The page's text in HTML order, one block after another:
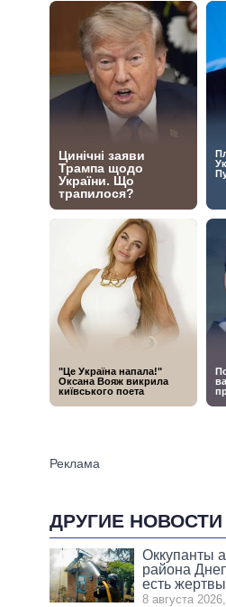
ДРУГИЕ
Оккупанты
района
есть
8 августа